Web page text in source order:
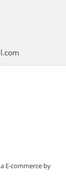
E-commerce by